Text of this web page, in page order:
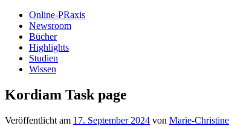
Online-PRaxis
Newsroom
Bücher
Highlights
Studien
Wissen
Kordiam Task page
Veröffentlicht am 17. September 2024 von Marie-